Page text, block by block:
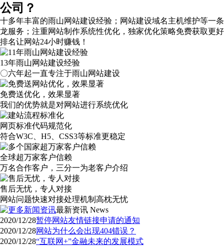
公司？
十多年丰富的雨山网站建设经验；网站建设域名主机维护等一条
龙服务 ；注重网站制作系统性优化， 独家优化策略免费获取更好
排名让网站24小时赚钱！
13年雨山网站建设经验
〇六年起一直专注于雨山网站建设
免费送优化，效果显著
我们的优势就是对网站进行系统优化
网页标准代码规范化
符合W3C、H5、CSS3等标准更稳定
全球超万家客户信赖
万名合作客户，三分一为老客户介绍
售后无忧，专人对接
网站问题快速对接处理机制高枕无忧
最新资讯 News
2020/12/28暂停网站友情链接申请的通知
2020/12/28网站为什么会出现404错误？
2020/12/28“互联网+”金融未来的发展模式